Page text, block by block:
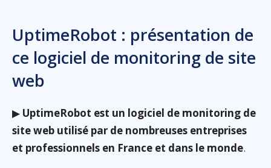
UptimeRobot : présentation de
ce logiciel de monitoring de site
web
▶ UptimeRobot est un logiciel de monitoring de
site web utilisé par de nombreuses entreprises
et professionnels en France et dans le monde.